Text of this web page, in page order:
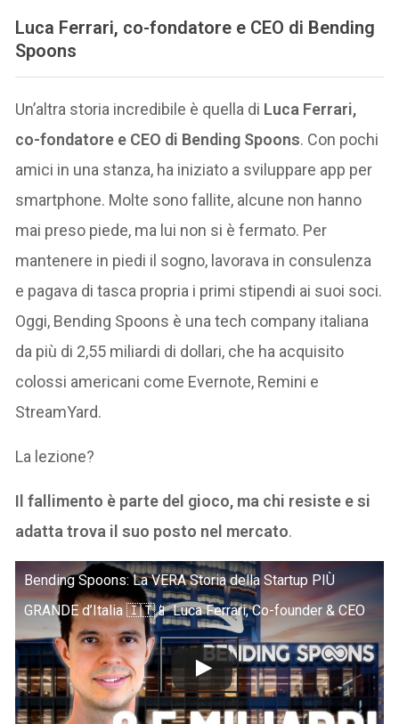
Luca Ferrari, co-fondatore e CEO di Bending
Spoons
Un’altra storia incredibile è quella di Luca Ferrari,
co-fondatore e CEO di Bending Spoons. Con pochi
amici in una stanza, ha iniziato a sviluppare app per
smartphone. Molte sono fallite, alcune non hanno
mai preso piede, ma lui non si è fermato. Per
mantenere in piedi il sogno, lavorava in consulenza
e pagava di tasca propria i primi stipendi ai suoi soci.
Oggi, Bending Spoons è una tech company italiana
da più di 2,55 miliardi di dollari, che ha acquisito
colossi americani come Evernote, Remini e
StreamYard.
La lezione?
Il fallimento è parte del gioco, ma chi resiste e si
adatta trova il suo posto nel mercato.
Bending Spoons: La VERA Storia della Startup PIÙ
GRANDE d’Italia 🇮🇹📱 Luca Ferrari, Co-founder & CEO